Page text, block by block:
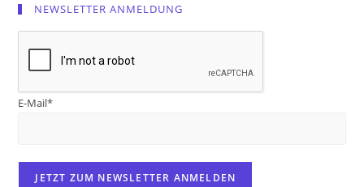
NEWSLETTER ANMELDUNG
E-Mail*